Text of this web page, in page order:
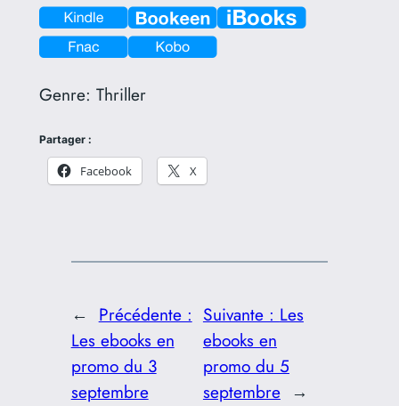
Genre: Thriller
Partager :
Facebook X
← Précédente :
Les ebooks en
promo du 3
septembre
Suivante : Les
ebooks en
promo du 5
septembre →